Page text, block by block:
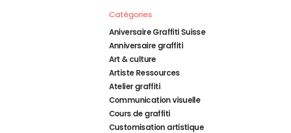
Catégories
Aniversaire Graffiti Suisse
Anniversaire graffiti
Art & culture
Artiste Ressources
Atelier graffiti
Communication visuelle
Cours de graffiti
Customisation artistique